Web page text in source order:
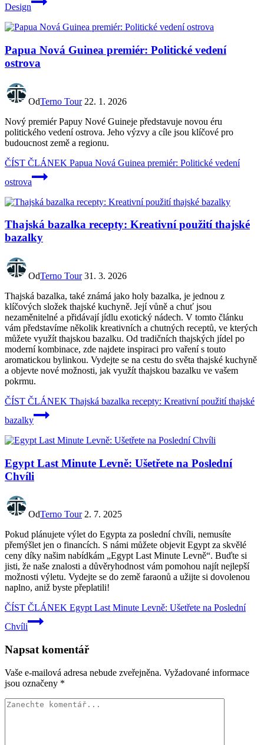
Design
Papua Nová Guinea premiér: Politické vedení
ostrova
OdTerno Tour 22. 1. 2026
Nový premiér Papuy Nové Guineje představuje novou éru
politického vedení ostrova. Jeho výzvy a cíle jsou klíčové pro
budoucnost země a regionu.
ČÍST ČLÁNEK Papua Nová Guinea premiér: Politické vedení
ostrova
Thajská bazalka recepty: Kreativní použití thajské
bazalky
OdTerno Tour 31. 3. 2026
Thajská bazalka, také známá jako holy bazalka, je jednou z
klíčových složek thajské kuchyně. Její vůně a chuť jsou
nezaměnitelné a přidávají jídlu exotický nádech. V tomto článku
vám představíme několik kreativních a chutných receptů, ve kterých
můžete využít thajskou bazalku. Od tradičních thajských jídel po
moderní kombinace, zde najdete inspiraci pro vaření s touto
aromatickou bylinkou. Vydejte se na cestu do světa thajské kuchyně
a objevte nové možnosti, jak využít thajskou bazalku ve vašem
pokrmu.
ČÍST ČLÁNEK Thajská bazalka recepty: Kreativní použití thajské
bazalky
Egypt Last Minute Levně: Ušetřete na Poslední
Chvíli
OdTerno Tour 2. 7. 2025
Pokud plánujete výlet do Egypta za poslední chvíli, nemusíte
přemýšlet jen o financích. S námi můžete objevit Egypt za skvělé
ceny díky našim nabídkám „Egypt Last Minute Levně“. Buďte si
jisti, že naše znalosti a důvěryhodnost vám pomohou najít nejlepší
možnosti výletu. Vydejte se do země faraonů a užijte si dovolenou
naplno, aniž byste přeplatili!
ČÍST ČLÁNEK Egypt Last Minute Levně: Ušetřete na Poslední
Chvíli
Napsat komentář
Vaše e-mailová adresa nebude zveřejněna. Vyžadované informace
jsou označeny *